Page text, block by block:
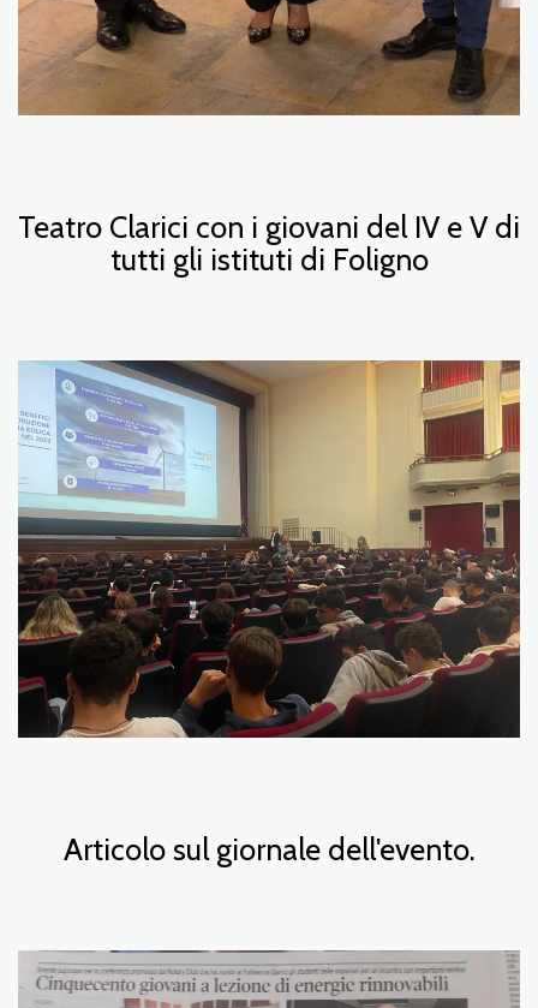
Teatro Clarici con i giovani del IV e V di
tutti gli istituti di Foligno
Articolo sul giornale dell'evento.